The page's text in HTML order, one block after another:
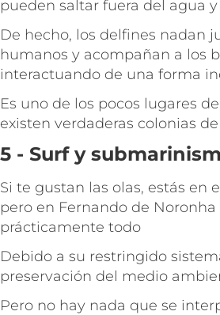
pueden saltar fuera del agua
De hecho, los delfines nadan
humanos y acompañan a los
interactuando de una forma
Es uno de los pocos lugares
existen verdaderas colonias
5 - Surf y
Si te gustan las olas, estás en
pero en Fernando de
prácticamente todo
Debido a su restringido
preservación del medio
Pero no hay nada que se